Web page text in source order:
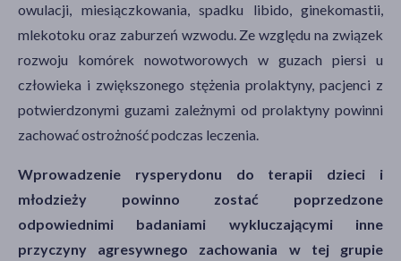
owulacji, miesiączkowania, spadku libido, ginekomastii,
mlekotoku oraz zaburzeń wzwodu. Ze względu na związek
rozwoju komórek nowotworowych w guzach piersi u
człowieka i zwiększonego stężenia prolaktyny, pacjenci z
potwierdzonymi guzami zależnymi od prolaktyny powinni
zachować ostrożność podczas leczenia.
Wprowadzenie rysperydonu do terapii dzieci i
młodzieży powinno zostać poprzedzone
odpowiednimi badaniami wykluczającymi inne
przyczyny agresywnego zachowania w tej grupie